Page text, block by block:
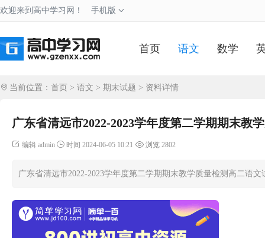
欢迎来到高中学习网！ 手机版
首页 语文 数学
当前位置： 首页 > 语文 > 期末试题 > 资料详情
广东省清远市2022-2023学年度第二学期期末教
编辑 admin 时间 2024-06-05 10:21 浏览 2802
广东省清远市2022-2023学年度第二学期期末教学质量检测高二语文